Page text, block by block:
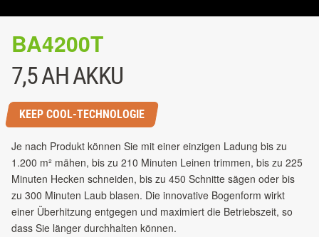
BA4200T
7,5 AH AKKU
KEEP COOL-TECHNOLOGIE
Je nach Produkt können Sie mit einer einzigen Ladung bis zu
1.200 m² mähen, bis zu 210 Minuten Leinen trimmen, bis zu 225
Minuten Hecken schneiden, bis zu 450 Schnitte sägen oder bis
zu 300 Minuten Laub blasen. Die innovative Bogenform wirkt
einer Überhitzung entgegen und maximiert die Betriebszeit, so
dass Sie länger durchhalten können.